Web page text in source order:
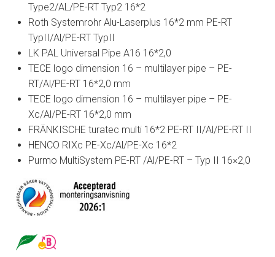
Type2/AL/PE-RT Typ2 16*2
Roth Systemrohr Alu-Laserplus 16*2 mm PE-RT
TypII/Al/PE-RT TypII
LK PAL Universal Pipe A16 16*2,0
TECE logo dimension 16 – multilayer pipe – PE-
RT/Al/PE-RT 16*2,0 mm
TECE logo dimension 16 – multilayer pipe – PE-
Xc/Al/PE-RT 16*2,0 mm
FRÄNKISCHE turatec multi 16*2 PE-RT II/Al/PE-RT II
HENCO RIXc PE-Xc/Al/PE-Xc 16*2
Purmo MultiSystem PE-RT /Al/PE-RT – Typ II 16×2,0